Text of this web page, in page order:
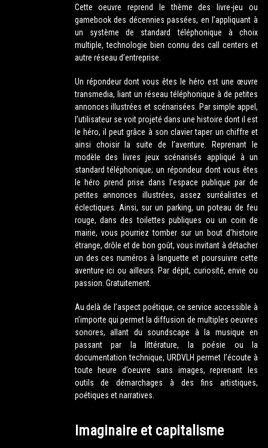
Cette oeuvre reprend le thème des livre-jeu ou
gamebook des décennies passées, en l’appliquant à
un système de standard téléphonique à choix
multiple, technologie bien connu des call centers et
autre réseau d’entreprise.
Un répondeur dont vous êtes le héro est une œuvre
transmedia, liant un réseau téléphonique à de petites
annonces illustrées et scénarisées. Par simple appel,
l’utilisateur se voit projeté dans une histoire dont il est
le héro, il peut grâce à son clavier taper un chiffre et
ainsi choisir la suite de l’aventure. Reprenant le
modèle des livres jeux scénarisés appliqué à un
standard téléphonique; un répondeur dont vous êtes
le héro prend prise dans l’espace publique par de
petites annonces illustrées, assez surréalistes et
éclectiques. Ainsi, sur un parking, un poteau de feu
rouge, dans des toilettes publiques ou un coin de
mairie, vous pourriez tomber sur un bout d’histoire
étrange, drôle et de bon goût, vous invitant à détacher
un des ces numéros à languette et poursuivre cette
aventure ici ou ailleurs. Par dépit, curiosité, envie ou
passion. Gratuitement.
Au delà de l’aspect poétique, ce service accessible à
n’importe qui permet la diffusion de multiples oeuvres
sonores, allant du soundscape à la musique en
passant par la littérature, la poésie ou la
documentation technique, URDVLH permet l’écoute à
toute heure d’oeuvre sans images, reprenant les
outils de démarchages à des fins artistiques,
poétiques et narratives.
Imaginaire et capitalisme